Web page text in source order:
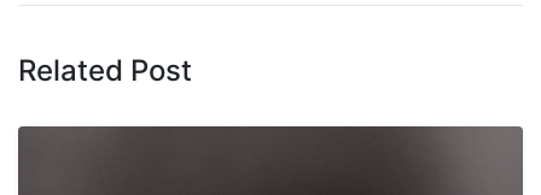
Related Post